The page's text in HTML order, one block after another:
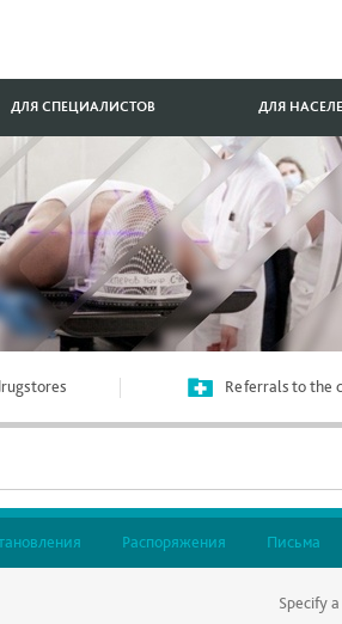
ДЛЯ СПЕЦИАЛИСТОВ ДЛЯ
Referrals to the
Распоряжения Письма
Specify